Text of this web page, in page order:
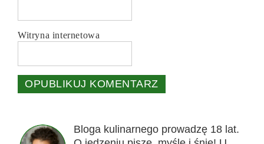
Witryna internetowa
Bloga kulinarnego prowadzę 18 lat.